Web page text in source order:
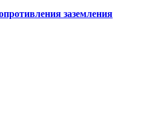
заземления